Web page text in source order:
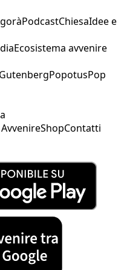
PodcastChiesaIdee e
Ecosistema avvenire
GutenbergPopotusPop
ShopContatti